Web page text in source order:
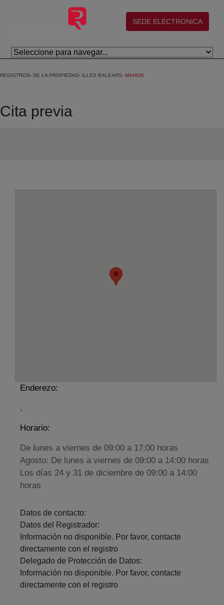
Skip to Main Content
(abre en nueva ventana)
SEDE ELECTRONICA
REGISTROS DE LA PROPIEDAD ILLES BALEARS MAHON
Cita previa
Enderezo:
,
Horario:
De lunes a viernes de 09:00 a 17:00 horas
Agosto: De lunes a viernes de 09:00 a 14:00 horas
Los días 24 y 31 de diciembre de 09:00 a 14:00
horas
Datos de contacto:
Datos del Registrador:
Información no disponible. Por favor, contacte
directamente con el registro
Delegado de Protección de Datos:
Información no disponible. Por favor, contacte
directamente con el registro